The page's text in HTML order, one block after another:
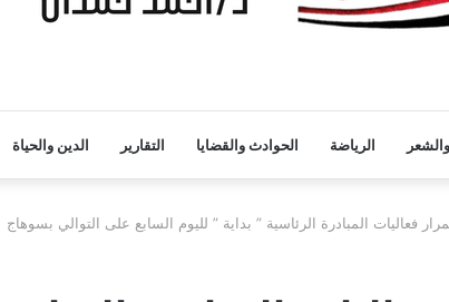
الرياضة الحوادث والقضايا التقارير الدين والحياة
فعاليات المبادرة الرئاسية ” بداية ” لليوم السابع على التوالي بسوهاج